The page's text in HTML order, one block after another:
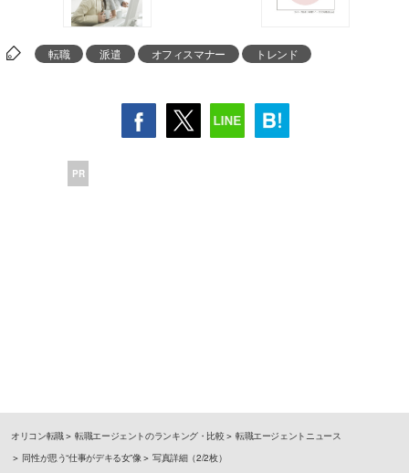
転職 派遣 オフィスマナー トレンド
PR
オリコン転職 転職エージェントのランキング・比較
転職エージェントニュース
同性が思う“仕事がデキる女”像
写真詳細（2/2枚）